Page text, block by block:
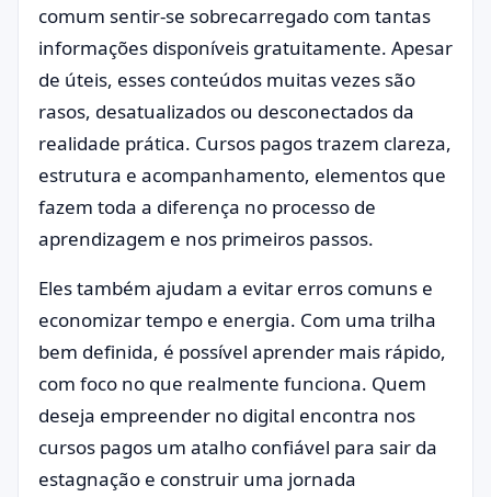
comum sentir-se sobrecarregado com tantas
informações disponíveis gratuitamente. Apesar
de úteis, esses conteúdos muitas vezes são
rasos, desatualizados ou desconectados da
realidade prática. Cursos pagos trazem clareza,
estrutura e acompanhamento, elementos que
fazem toda a diferença no processo de
aprendizagem e nos primeiros passos.
Eles também ajudam a evitar erros comuns e
economizar tempo e energia. Com uma trilha
bem definida, é possível aprender mais rápido,
com foco no que realmente funciona. Quem
deseja empreender no digital encontra nos
cursos pagos um atalho confiável para sair da
estagnação e construir uma jornada